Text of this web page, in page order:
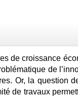
de croissance
de
Or, la question
de travaux